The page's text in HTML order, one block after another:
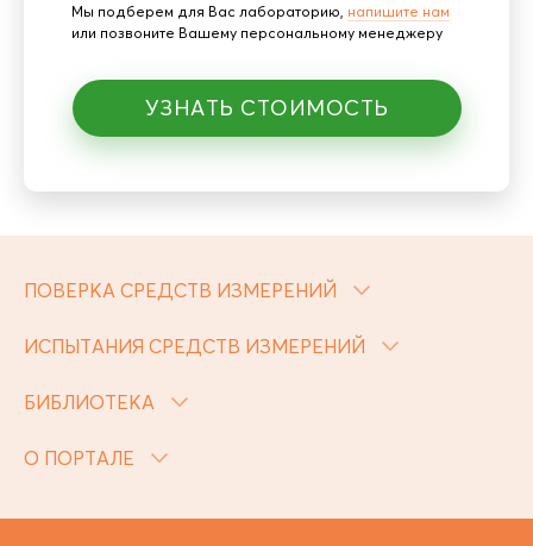
Мы подберем для Вас лабораторию, напишите нам
или позвоните Вашему персональному менеджеру
УЗНАТЬ СТОИМОСТЬ
ПОВЕРКА СРЕДСТВ ИЗМЕРЕНИЙ
ИСПЫТАНИЯ СРЕДСТВ ИЗМЕРЕНИЙ
БИБЛИОТЕКА
О ПОРТАЛЕ